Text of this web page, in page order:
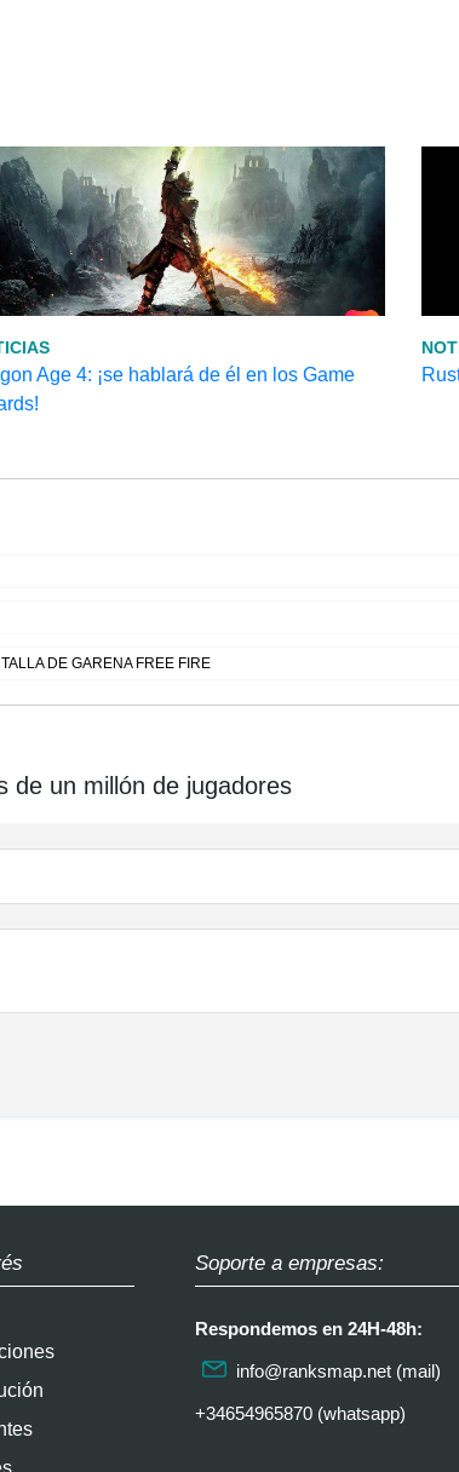
Age 4: ¡se hablará de él en los Game
DE GARENA FREE FIRE
de un millón de jugadores
Soporte a empresas:
Respondemos en 24H-48h:
info@ranksmap.net (mail)
+34654965870 (whatsapp)